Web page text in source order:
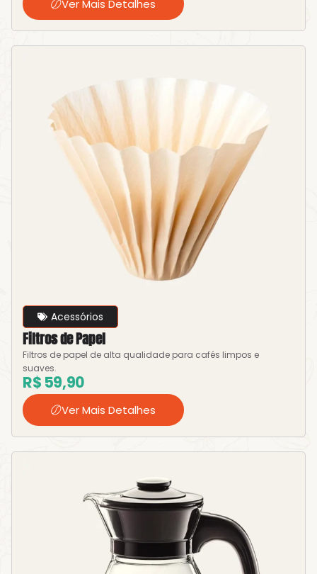
Ver Mais Detalhes
Acessórios
Filtros de Papel
Filtros de papel de alta qualidade para cafés limpos e
suaves.
R$ 59,90
Ver Mais Detalhes